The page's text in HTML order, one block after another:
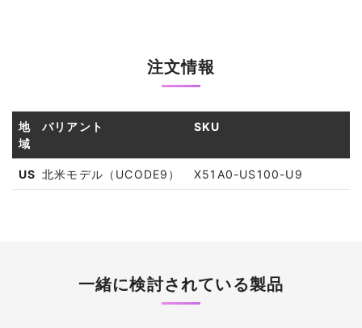
注文情報
地
域
バリアント SKU
US 北米モデル（UCODE9） X51A0-US100-U9
一緒に検討されている製品